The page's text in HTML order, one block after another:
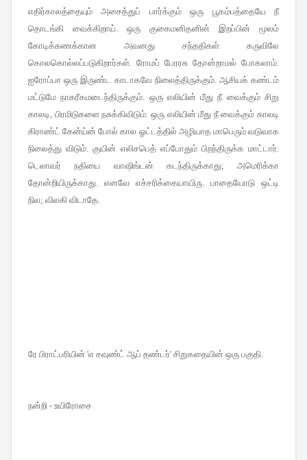
எதிர்காலத்தையும் அசைத்துப் பார்க்கும் ஒரு பூகம்பத்தையே நீ
தொடங்கி வைக்கிறாய்
ஒரு குகைமனிதனின் இறப்பின் மூலம்
கோடிக்கணக்கான அவனது சந்ததிகள் கருவிலே
கொலகொல்லப்படுகிறார்கள்
ரோமப் பேரரசு தோன்றாமல் போகலாம்
ஐரோப்பா ஒரு இருண்ட காடாகவே நிலைத்திருக்கும். ஆசியக் கண்டம்
மட்டுமே நாகரீகமடைந்திருக்கும்
ஒரு எலியின் மீது நீ வைக்கும் சிறு
காலடி பிரமிடுகளை நசுக்கிவிடும் ஒரு எலியின் மீது நீ வைக்கும் காலடி
கிராண்ட் கேன்ய்ன் போல் கால ஓட்டத்தில் அழியாத மாபெரும் வடுவாக
நிலைத்து விடும் .குயின் எலிசபெத் எப்போதும் பிறந்திருக்க மாட்டார்
டெலாவர் நதியை வாஷிங்டன் கடந்திருக்காது; அமெரிக்கா
தோன்றியிருக்காது
எனவே எச்சரிக்கையாயிரு
பாதையோடு ஒட்டி
நில; விலகி விடாதே
ரே பிராட்பரியின் 'எ சவுண்ட் ஆப் தண்டர்' சிறுகதையின் ஒரு பகுதி
நன்றி - உயிரோசை